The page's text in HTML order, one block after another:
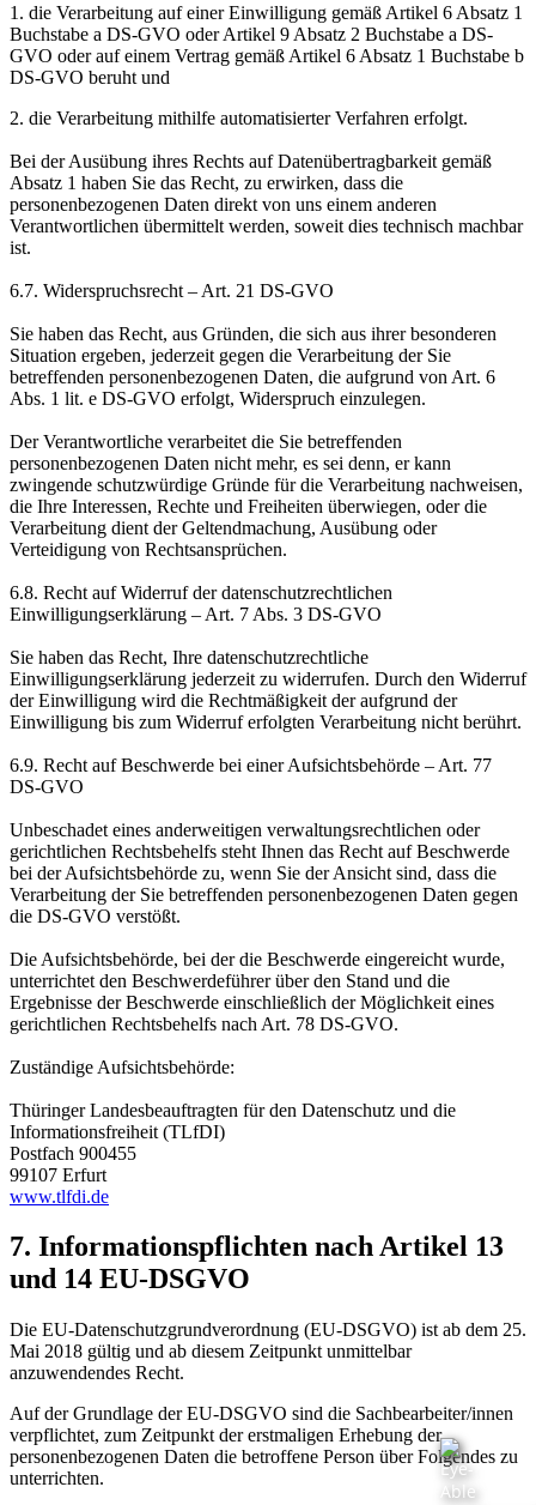
1. die Verarbeitung auf einer Einwilligung gemäß Artikel 6 Absatz 1
Buchstabe a DS-GVO oder Artikel 9 Absatz 2 Buchstabe a DS-
GVO oder auf einem Vertrag gemäß Artikel 6 Absatz 1 Buchstabe b
DS-GVO beruht und
2. die Verarbeitung mithilfe automatisierter Verfahren erfolgt.
Bei der Ausübung ihres Rechts auf Datenübertragbarkeit gemäß
Absatz 1 haben Sie das Recht, zu erwirken, dass die
personenbezogenen Daten direkt von uns einem anderen
Verantwortlichen übermittelt werden, soweit dies technisch machbar
ist.
6.7. Widerspruchsrecht – Art. 21 DS-GVO
Sie haben das Recht, aus Gründen, die sich aus ihrer besonderen
Situation ergeben, jederzeit gegen die Verarbeitung der Sie
betreffenden personenbezogenen Daten, die aufgrund von Art. 6
Abs. 1 lit. e DS-GVO erfolgt, Widerspruch einzulegen.
Der Verantwortliche verarbeitet die Sie betreffenden
personenbezogenen Daten nicht mehr, es sei denn, er kann
zwingende schutzwürdige Gründe für die Verarbeitung nachweisen,
die Ihre Interessen, Rechte und Freiheiten überwiegen, oder die
Verarbeitung dient der Geltendmachung, Ausübung oder
Verteidigung von Rechtsansprüchen.
6.8. Recht auf Widerruf der datenschutzrechtlichen
Einwilligungserklärung – Art. 7 Abs. 3 DS-GVO
Sie haben das Recht, Ihre datenschutzrechtliche
Einwilligungserklärung jederzeit zu widerrufen. Durch den Widerruf
der Einwilligung wird die Rechtmäßigkeit der aufgrund der
Einwilligung bis zum Widerruf erfolgten Verarbeitung nicht berührt.
6.9. Recht auf Beschwerde bei einer Aufsichtsbehörde – Art. 77
DS-GVO
Unbeschadet eines anderweitigen verwaltungsrechtlichen oder
gerichtlichen Rechtsbehelfs steht Ihnen das Recht auf Beschwerde
bei der Aufsichtsbehörde zu, wenn Sie der Ansicht sind, dass die
Verarbeitung der Sie betreffenden personenbezogenen Daten gegen
die DS-GVO verstößt.
Die Aufsichtsbehörde, bei der die Beschwerde eingereicht wurde,
unterrichtet den Beschwerdeführer über den Stand und die
Ergebnisse der Beschwerde einschließlich der Möglichkeit eines
gerichtlichen Rechtsbehelfs nach Art. 78 DS-GVO.
Zuständige Aufsichtsbehörde:
Thüringer Landesbeauftragten für den Datenschutz und die
Informationsfreiheit (TLfDI)
Postfach 900455
99107 Erfurt
www.tlfdi.de
7. Informationspflichten nach Artikel 13
und 14 EU-DSGVO
Die EU-Datenschutzgrundverordnung (EU-DSGVO) ist ab dem 25.
Mai 2018 gültig und ab diesem Zeitpunkt unmittelbar
anzuwendendes Recht.
Auf der Grundlage der EU-DSGVO sind die Sachbearbeiter/innen
verpflichtet, zum Zeitpunkt der erstmaligen Erhebung der
personenbezogenen Daten die betroffene Person über Folgendes zu
unterrichten.